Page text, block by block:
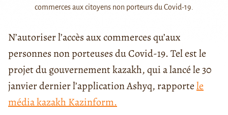
commerces aux citoyens non porteurs du Covid-19.
N’autoriser l’accès aux commerces qu’aux
personnes non porteuses du Covid-19. Tel est le
projet du gouvernement kazakh, qui a lancé le 30
janvier dernier l’application Ashyq, rapportele
média kazakh Kazinform.